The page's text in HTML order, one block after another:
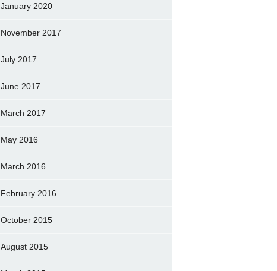
January 2020
November 2017
July 2017
June 2017
March 2017
May 2016
March 2016
February 2016
October 2015
August 2015